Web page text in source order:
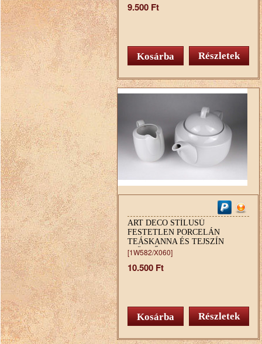
9.500 Ft
Részletek
ART DECO STÍLUSÚ
FESTETLEN PORCELÁN
TEÁSKANNA ÉS TEJSZÍN
KIÖNTŐ
[1W582/X060]
10.500 Ft
Részletek